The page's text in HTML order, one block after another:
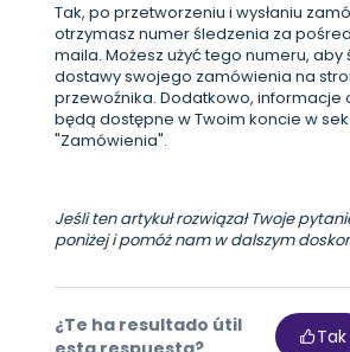
Tak, po przetworzeniu i wysłaniu
otrzymasz numer śledzenia za
maila. Możesz użyć tego numeru, aby
dostawy swojego zamówienia na
przewoźnika. Dodatkowo, informacje
będą dostępne w Twoim koncie w
"Zamówienia".
Jeśli ten artykuł rozwiązał Twoje
poniżej i pomóż nam w dalszym
¿Te ha resultado útil
Tak